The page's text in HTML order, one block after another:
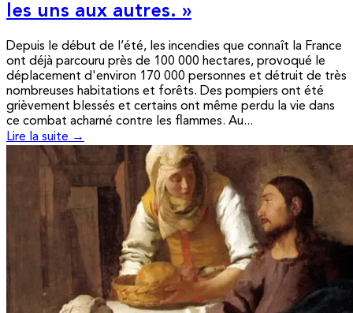
les uns aux autres. »
Depuis le début de l’été, les incendies que connaît la France
ont déjà parcouru près de 100 000 hectares, provoqué le
déplacement d'environ 170 000 personnes et détruit de très
nombreuses habitations et forêts. Des pompiers ont été
grièvement blessés et certains ont même perdu la vie dans
ce combat acharné contre les flammes. Au...
Lire la suite →